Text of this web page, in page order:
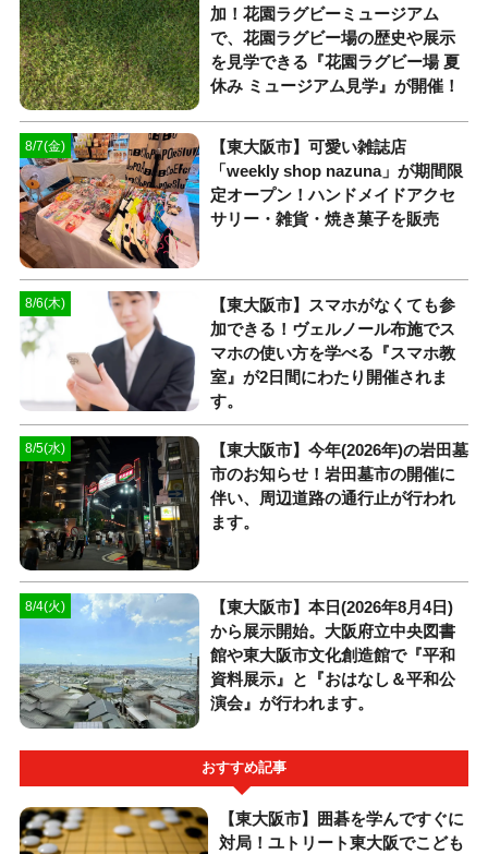
加！花園ラグビーミュージアム
で、花園ラグビー場の歴史や展示
を見学できる『花園ラグビー場 夏
休み ミュージアム見学』が開催！
8/7(金)
【東大阪市】可愛い雑誌店
「weekly shop nazuna」が期間限
定オープン！ハンドメイドアクセ
サリー・雑貨・焼き菓子を販売
8/6(木)
【東大阪市】スマホがなくても参
加できる！ヴェルノール布施でス
マホの使い方を学べる『スマホ教
室』が2日間にわたり開催されま
す。
8/5(水)
【東大阪市】今年(2026年)の岩田墓
市のお知らせ！岩田墓市の開催に
伴い、周辺道路の通行止が行われ
ます。
8/4(火)
【東大阪市】本日(2026年8月4日)
から展示開始。大阪府立中央図書
館や東大阪市文化創造館で『平和
資料展示』と『おはなし＆平和公
演会』が行われます。
おすすめ記事
【東大阪市】囲碁を学んですぐに
対局！ユトリート東大阪でこども